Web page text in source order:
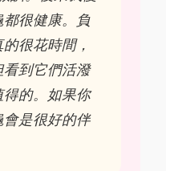
很健康。負
很花時間，
看到它們活潑
的。如果你
是很好的伴